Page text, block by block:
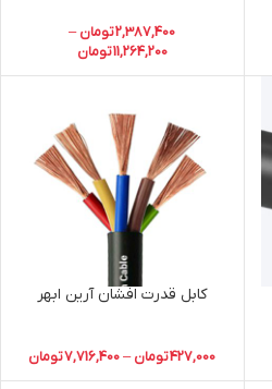
2,387,400تومان –
11,264,200تومان
کابل قدرت افشان آرین ابهر
427,000تومان –
7,716,400تومان